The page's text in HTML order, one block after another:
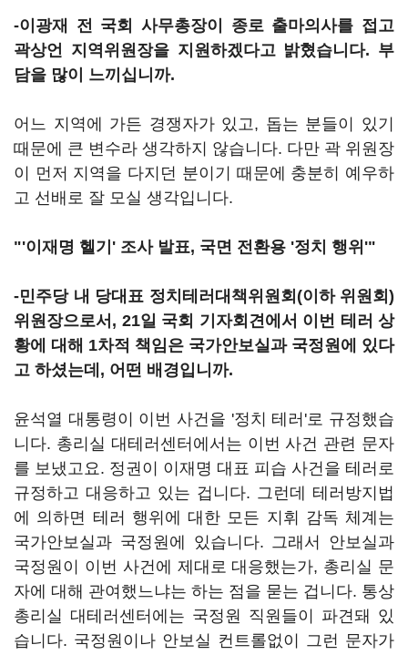
-이광재 전 국회 사무총장이 종로 출마의사를 접고
곽상언 지역위원장을 지원하겠다고 밝혔습니다. 부
담을 많이 느끼십니까.
어느 지역에 가든 경쟁자가 있고, 돕는 분들이 있기
때문에 큰 변수라 생각하지 않습니다. 다만 곽 위원장
이 먼저 지역을 다지던 분이기 때문에 충분히 예우하
고 선배로 잘 모실 생각입니다.
"'이재명 헬기' 조사 발표, 국면 전환용 '정치 행위'"
-민주당 내 당대표 정치테러대책위원회(이하 위원회)
위원장으로서, 21일 국회 기자회견에서 이번 테러 상
황에 대해 1차적 책임은 국가안보실과 국정원에 있다
고 하셨는데, 어떤 배경입니까.
윤석열 대통령이 이번 사건을 '정치 테러'로 규정했습
니다. 총리실 대테러센터에서는 이번 사건 관련 문자
를 보냈고요. 정권이 이재명 대표 피습 사건을 테러로
규정하고 대응하고 있는 겁니다. 그런데 테러방지법
에 의하면 테러 행위에 대한 모든 지휘 감독 체계는
국가안보실과 국정원에 있습니다. 그래서 안보실과
국정원이 이번 사건에 제대로 대응했는가, 총리실 문
자에 대해 관여했느냐는 하는 점을 묻는 겁니다. 통상
총리실 대테러센터에는 국정원 직원들이 파견돼 있
습니다. 국정원이나 안보실 컨트롤없이 그런 문자가